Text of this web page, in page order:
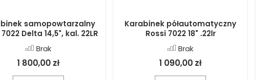
samopowtarzalny
Delta 14,5", kal. 22LR
Brak
1 800,00 zł
Karabinek półautomatyczny
Rossi 7022 18" .22lr
Brak
1 090,00 zł